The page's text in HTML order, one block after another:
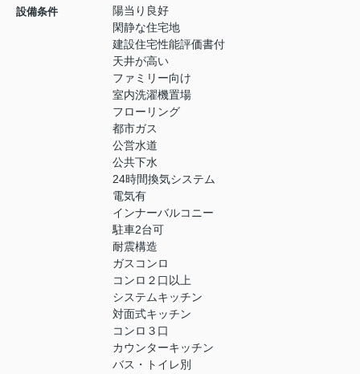
設備条件
陽当り良好
閑静な住宅地
建設住宅性能評価書付
天井が高い
ファミリー向け
室内洗濯機置場
フローリング
都市ガス
公営水道
公共下水
24時間換気システム
電気有
インナーバルコニー
駐車2台可
耐震構造
ガスコンロ
コンロ２口以上
システムキッチン
対面式キッチン
コンロ３口
カウンターキッチン
バス・トイレ別